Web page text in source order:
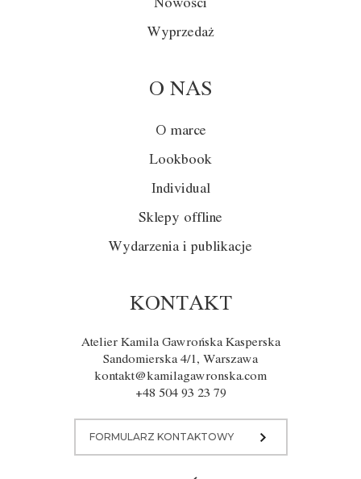
Nowości
Wyprzedaż
O NAS
O marce
Lookbook
Individual
Sklepy offline
Wydarzenia i publikacje
KONTAKT
Atelier Kamila Gawrońska Kasperska
Sandomierska 4/1, Warszawa
kontakt@kamilagawronska.com
+48 504 93 23 79
FORMULARZ KONTAKTOWY